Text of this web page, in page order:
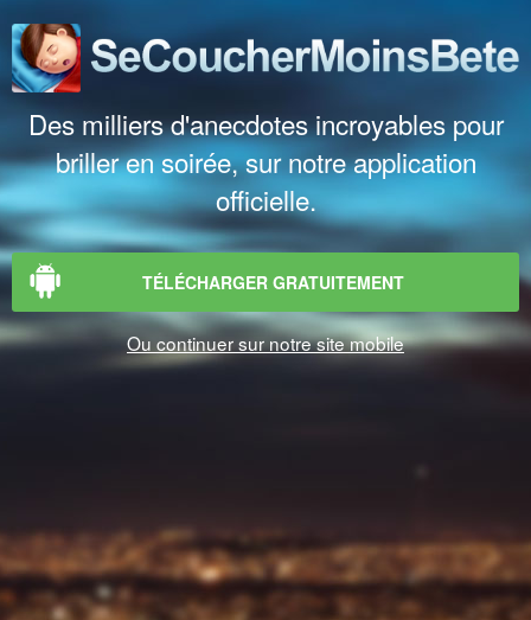
Des milliers d'anecdotes incroyables pour
briller en soirée, sur notre application
officielle.
TÉLÉCHARGER GRATUITEMENT
Ou continuer sur notre site mobile